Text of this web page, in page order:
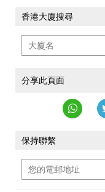
香港大廈搜尋
分享此頁面
保持聯繫